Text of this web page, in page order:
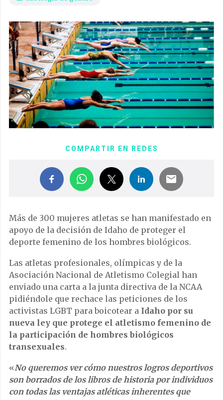
COMPARTIR EN REDES
Más de 300 mujeres atletas se han manifestado en
apoyo de la decisión de Idaho de proteger el
deporte femenino de los hombres biológicos.
Las atletas profesionales, olímpicas y de la
Asociación Nacional de Atletismo Colegial han
enviado una carta a la junta directiva de la NCAA
pidiéndole que rechace las peticiones de los
activistas LGBT para boicotear a Idaho por su
nueva ley que protege el atletismo femenino de
la participación de hombres biológicos
transexuales.
«No queremos ver cómo nuestros logros deportivos
son borrados de los libros de historia por individuos
con todas las ventajas atléticas inherentes que